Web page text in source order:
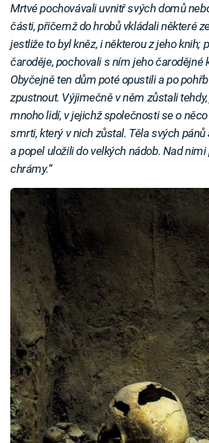
Mrtvé pochovávali uvnitř svých domů
části, přičemž do hrobů vkládali některé
jestliže to byl kněz, i některou z jeho knih;
čaroděje, pochovali s ním jeho čarodějné
Obyčejně ten dům poté opustili a po
zpustnout. Výjimečně v něm zůstali
mnoho lidí, v jejichž společnosti se o
smrti, který v nich zůstal. Těla svých
a popel uložili do velkých nádob. Nad
chrámy.“